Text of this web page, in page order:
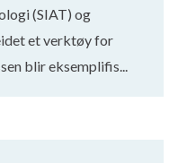
(SIAT) og
et verktøy for
blir eksemplifis...